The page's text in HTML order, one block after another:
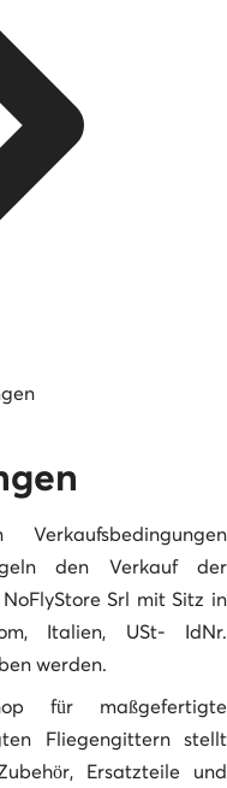
den Verkauf der
Srl mit Sitz in
Italien, USt- IdNr.
werden.
für maßgefertigte
Fliegengittern stellt
Ersatzteile und